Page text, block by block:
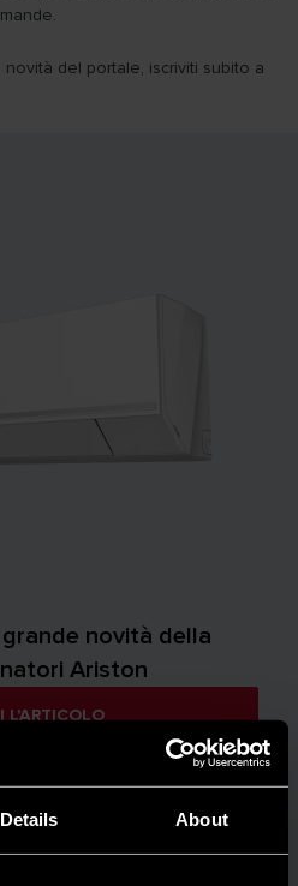
Details About
del portale, iscriviti subito a
grande novità della
Ariston
L'ARTICOLO